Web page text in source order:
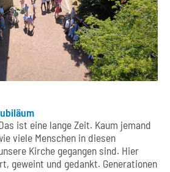
ist eine lange Zeit. Kaum jemand
viele Menschen in diesen
Kirche gegangen sind. Hier
geweint und gedankt. Generationen